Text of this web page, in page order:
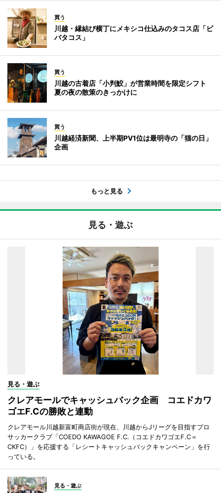
買う
川越・縁結び横丁にメキシコ仕込みのタコス店「ビ
バタコス」
買う
川越の古着店「小判鮫」が営業時間を限定シフト
夏の夜の散策のきっかけに
買う
川越経済新聞、上半期PV1位は最明寺の「猫の日」
企画
もっと見る
見る・遊ぶ
見る・遊ぶ
クレアモールでキャッシュバック企画 コエドカワ
ゴエF.Cの勝敗と連動
クレアモール川越新富町商店街が現在、川越からJリーグを目指すプロ
サッカークラブ「COEDO KAWAGOE F.C.（コエドカワゴエF.C＝
CKFC）」を応援する「レシートキャッシュバックキャンペーン」を行
っている。
見る・遊ぶ